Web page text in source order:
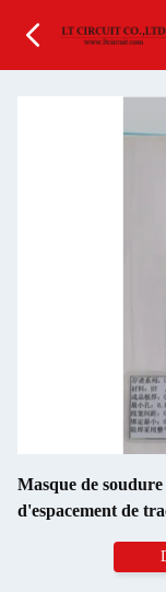
Masque de
d'espacement de